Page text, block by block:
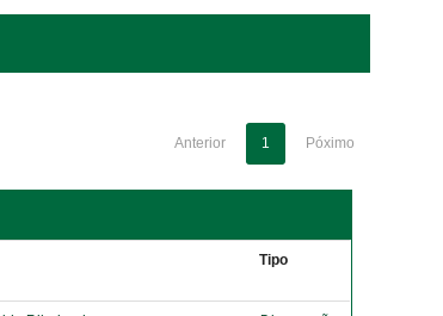
Anterior 1 Póximo
Tipo